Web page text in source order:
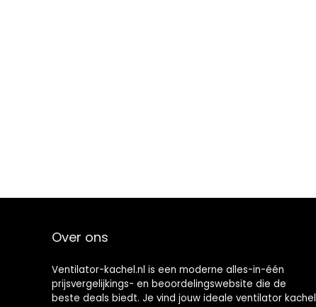
Over ons
Ventilator-kachel.nl is een moderne alles-in-één
prijsvergelijkings- en beoordelingswebsite die de
beste deals biedt. Je vind jouw ideale ventilator kachel